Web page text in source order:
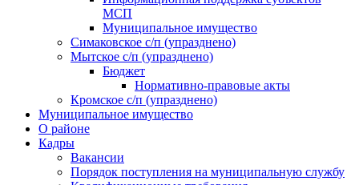
МСП
Муниципальное имущество
Симаковское с/п (упразднено)
Мытское с/п (упразднено)
Бюджет
Нормативно-правовые акты
Кромское с/п (упразднено)
Муниципальное имущество
О районе
Кадры
Вакансии
Порядок поступления на муниципальную службу